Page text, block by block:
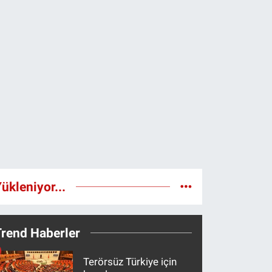
Haberler
Terörsüz Türkiye için